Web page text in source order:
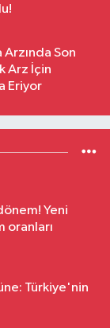
Son
Arz İçin
Eriyor
Yeni
oranları
Türkiye'nin